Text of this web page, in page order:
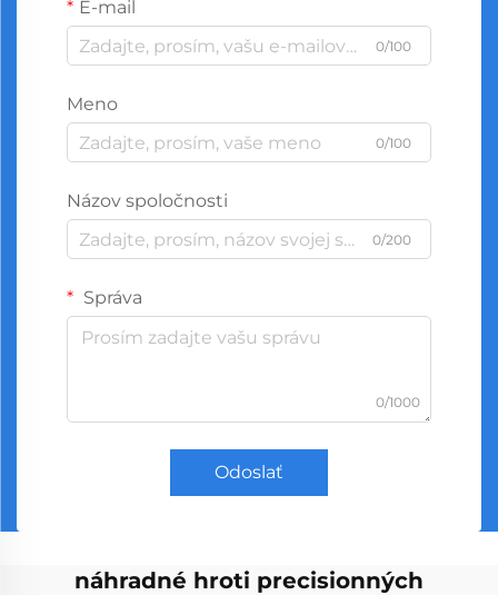
E-mail
0/100
Meno
0/100
Názov spoločnosti
0/200
Správa
0/1000
Odoslať
náhradné hroti precisionných